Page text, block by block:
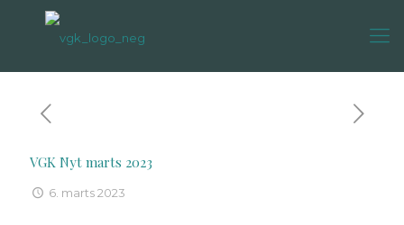
VGK Nyt marts 2023
6. marts 2023